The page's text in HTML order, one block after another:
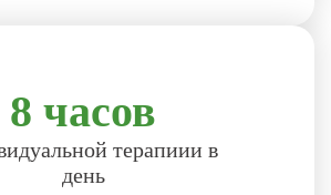
8 часов
терапиии в
день